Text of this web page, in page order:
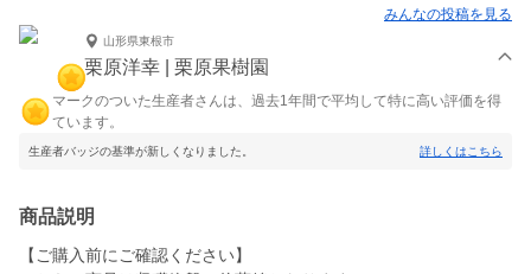
みんなの投稿を見る
山形県東根市
栗原洋幸 | 栗原果樹園
マークのついた生産者さんは、過去1年間で平均して特に高い評価を得
ています。
生産者バッジの基準が新しくなりました。 詳しくはこちら
商品説明
【ご購入前にご確認ください】